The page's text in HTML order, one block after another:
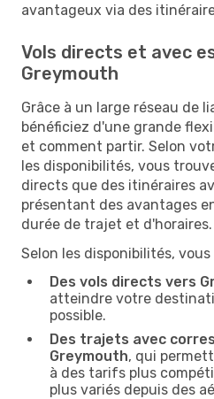
avantageux via des
Vols directs et avec
Greymouth
Grâce à un large réseau de
bénéficiez d'une grande
et comment partir. Selon
les disponibilités, vous
directs que des itinéraires
présentant des avantages
durée de trajet et d'horaires.
Selon les disponibilités,
Des vols directs vers
atteindre votre
possible.
Des trajets avec
Greymouth, qui
à des tarifs plus
plus variés depuis des